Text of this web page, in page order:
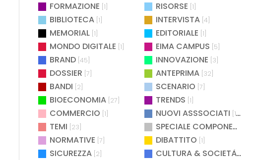
FORMAZIONE [1] RISORSE [1]
BIBLIOTECA [1] INTERVISTA [4]
MEMORIAL [1] EDITORIALE [1]
MONDO DIGITALE [1] EIMA CAMPUS [5]
BRAND [45] INNOVAZIONE [3]
DOSSIER [7] ANTEPRIMA [32]
BANDI [2] SCENARIO [7]
BIOECONOMIA [27] TRENDS [1]
COMMERCIO [1] NUOVI ASSSOCIATI [15]
TEMI [23]
SPECIALE COMPONENTISTICA
NORMATIVE [7] DIBATTITO [1]
SICUREZZA [2] CULTURA & SOCIETÀ[2]